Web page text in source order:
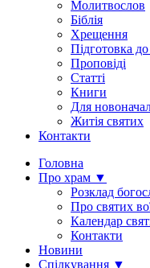
Молитвослов
Біблія
Хрещення
Підготовка
Проповіді
Статті
Книги
Для
Житія святих
Контакти
Головна
Про храм ▼
Розклад
Про святих
Календар
Контакти
Новини
Спілкування ▼